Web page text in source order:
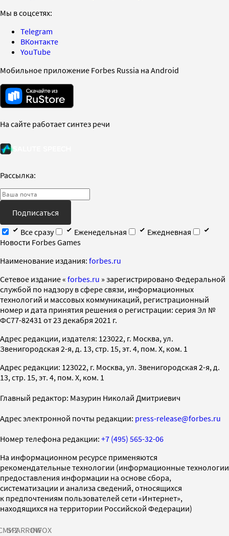
Мы в соцсетях:
Telegram
ВКонтакте
YouTube
Мобильное приложение Forbes Russia на Android
На сайте работает синтез речи
Рассылка:
Подписаться
Все сразу
Еженедельная
Ежедневная
Новости Forbes Games
Наименование издания: forbes.ru
Cетевое издание « forbes.ru » зарегистрировано Федеральной
службой по надзору в сфере связи, информационных
технологий и массовых коммуникаций, регистрационный
номер и дата принятия решения о регистрации: серия Эл №
ФС77-82431 от 23 декабря 2021 г.
Адрес редакции, издателя: 123022, г. Москва, ул.
Звенигородская 2-я, д. 13, стр. 15, эт. 4, пом. X, ком. 1
Адрес редакции: 123022, г. Москва, ул. Звенигородская 2-я, д.
13, стр. 15, эт. 4, пом. X, ком. 1
Главный редактор: Мазурин Николай Дмитриевич
Адрес электронной почты редакции: press-release@forbes.ru
Номер телефона редакции: +7 (495) 565-32-06
На информационном ресурсе применяются
рекомендательные технологии (информационные технологии
предоставления информации на основе сбора,
систематизации и анализа сведений, относящихся
к предпочтениям пользователей сети «Интернет»,
находящихся на территории Российской Федерации)
SPARROWINFOX